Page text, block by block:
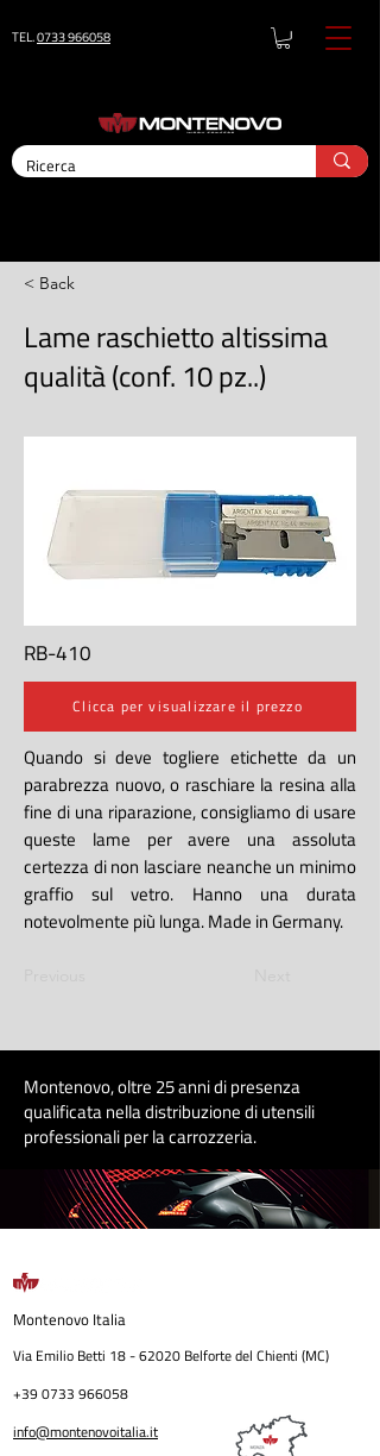
TEL.0733 966058
< Back
Lame raschietto altissima
qualità (conf. 10 pz..)
RB-410
Clicca per visualizzare il prezzo
Quando si deve togliere etichette da un
parabrezza nuovo, o raschiare la resina alla
fine di una riparazione, consigliamo di usare
queste lame per avere una assoluta
certezza di non lasciare neanche un minimo
graffio sul vetro. Hanno una durata
notevolmente più lunga. Made in Germany.
Montenovo, oltre 25 anni di presenza
qualificata nella distribuzione di utensili
professionali per la carrozzeria.
Montenovo Italia
Via Emilio Betti 18 - 62020 Belforte del Chienti (MC)
+39 0733 966058
info@montenovoitalia.it